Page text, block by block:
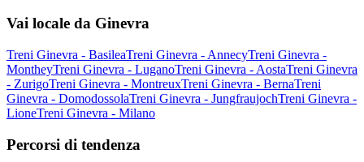
Vai locale da Ginevra
Treni Ginevra - BasileaTreni Ginevra - AnnecyTreni Ginevra -
MontheyTreni Ginevra - LuganoTreni Ginevra - AostaTreni Ginevra
- ZurigoTreni Ginevra - MontreuxTreni Ginevra - BernaTreni
Ginevra - DomodossolaTreni Ginevra - JungfraujochTreni Ginevra -
LioneTreni Ginevra - Milano
Percorsi di tendenza